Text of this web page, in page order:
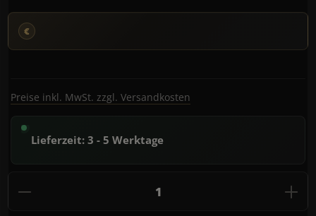
Preise inkl. MwSt. zzgl. Versandkosten
Lieferzeit: 3 - 5 Werktage
Produkt Anzahl: Gib den gewünschten